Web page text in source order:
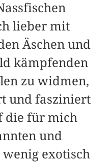
lieber mit
Äschen und
kämpfenden
zu widmen,
und fasziniert
die für mich
und
exotisch